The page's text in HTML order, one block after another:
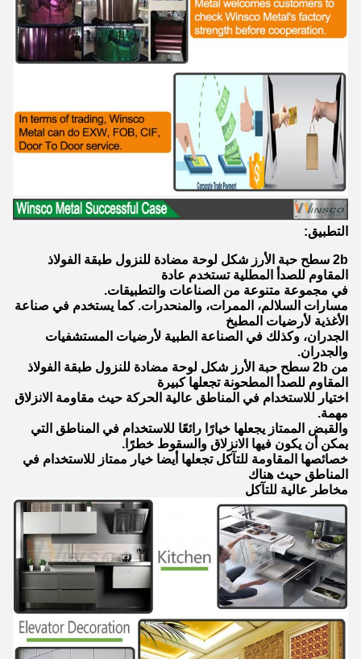
التطبيق:
2b سطح حبة الأرز شكل لوحة مضادة للنزول طبقة الفولاذ
المقاوم للصدأ المطلية تستخدم عادة
في مجموعة متنوعة من الصناعات والتطبيقات.
مسارات السلالم، الممرات، والمنحدرات. كما يستخدم في صناعة
الأغذية لأرضيات المطبخ
الجدران، وكذلك في الصناعة الطبية لأرضيات المستشفيات
والجدران.
من 2b سطح حبة الأرز شكل لوحة مضادة للنزول طبقة الفولاذ
المقاوم للصدأ المطحونة تجعلها كبيرة
اختيار للاستخدام في المناطق عالية الحركة حيث مقاومة الانزلاق
مهمة.
والقبض الممتاز يجعلها خيارًا رائعًا للاستخدام في المناطق التي
يمكن أن يكون فيها الانزلاق والسقوط خطرًا.
خصائصها المقاومة للتآكل تجعلها أيضا خيار ممتاز للاستخدام في
المناطق حيث هناك
مخاطر عالية للتآكل